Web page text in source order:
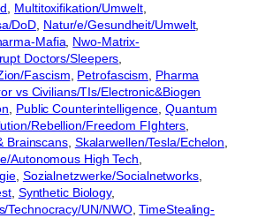
Multitoxifikation/Umwelt
DoD Natur/e/Gesundheit/Umwelt
Mafia Nwo-Matrix-
Doctors/Sleepers
Fascism Petrofascism
Pharma
vs Civilians/TIs/Electronic&Biogen
Public Counterintelligence , Quantum
Rebellion/Freedom FIghters
Brainscans, Skalarwellen/Tesla/Echelon
Autonomous High Tech
Sozialnetzwerke/Socialnetworks
, Synthetic Biology
Technocracy/UN/NWO, TimeStealing-